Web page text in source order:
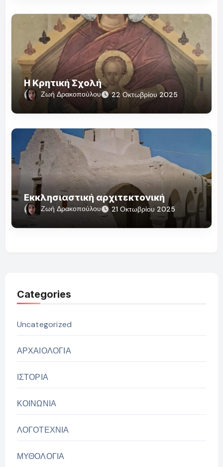
Η Κρητική Σχολή
Ζωή Δρακοπούλου 22 Οκτωβρίου 2025
Εκκλησιαστική αρχιτεκτονική
Ζωή Δρακοπούλου 21 Οκτωβρίου 2025
Categories
Uncategorized
ΑΡΧΑΙΟΛΟΓΙΑ
ΙΣΤΟΡΙΑ
ΚΟΙΝΩΝΙΑ
ΛΟΓΟΤΕΧΝΙΑ
ΜΥΘΟΛΟΓΙΑ